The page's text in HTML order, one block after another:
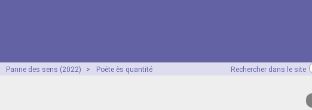
Rechercher dans le site
Panne des sens (2022) > Poète ès quantité